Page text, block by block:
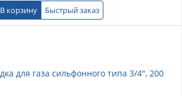
В корзину Быстрый заказ